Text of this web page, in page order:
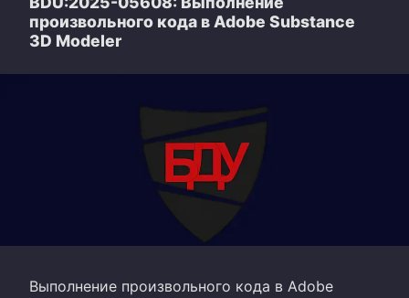
произвольного кода в Adobe Substance
3D Modeler
Выполнение произвольного кода в Adobe